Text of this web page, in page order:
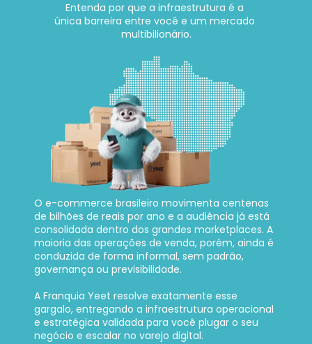
Entenda por que a infraestrutura é a
única barreira entre você e um mercado
multibilionário.
O e-commerce brasileiro movimenta centenas
de bilhões de reais por ano e a audiência já está
consolidada dentro dos grandes marketplaces. A
maioria das operações de venda, porém, ainda é
conduzida de forma informal, sem padrão,
governança ou previsibilidade.
A Franquia Yeet resolve exatamente esse
gargalo, entregando a infraestrutura operacional
e estratégica validada para você plugar o seu
negócio e escalar no varejo digital.